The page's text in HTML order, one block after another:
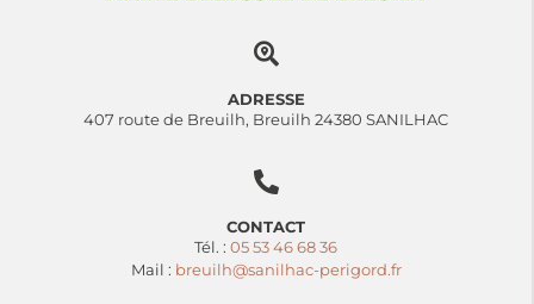
ADRESSE
407 route de Breuilh, Breuilh 24380 SANILHAC
CONTACT
Tél. : 05 53 46 68 36
Mail : breuilh@sanilhac-perigord.fr